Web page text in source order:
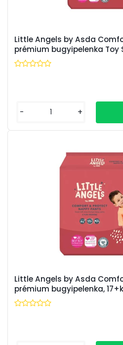
Little Angels by Asda
prémium bugyipelenka Toy
- +
Little Angels by Asda
prémium bugyipelenka,